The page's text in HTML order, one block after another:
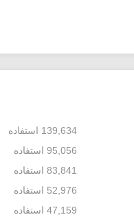
139,634 استفاده
95,056 استفاده
83,841 استفاده
52,976 استفاده
47,159 استفاده